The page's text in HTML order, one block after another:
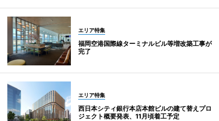
エリア特集
福岡空港国際線ターミナルビル等増改築工事が
完了
エリア特集
西日本シティ銀行本店本館ビルの建て替えプロ
ジェクト概要発表、11月頃着工予定